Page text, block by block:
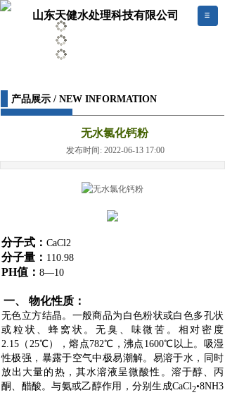
山东天健水处理科技有限公司
产品展示 / NEW INFORMATION
无水氯化钙粉
发布时间: 2022-06-13 17:00
分子式： CaCl2
分子量： 110.98
PH值： 8—10
一、 物化性质：
无色立方结晶。一般商品为白色粉状或白色多孔状
或粒状、蜂窝状。无臭、味微苦。相对密度
2.15（25℃），熔点782℃，沸点1600℃以上。吸湿
性极强，暴露于空气中极易潮解。易溶于水，同时
放出大量的热，其水溶液呈微酸性。溶于醇、丙
酮、醋酸。与氨或乙醇作用，分别生成CaCl2•8NH3